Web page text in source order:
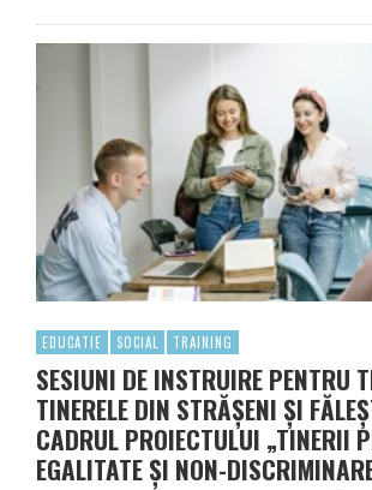
EDUCATIE SOCIAL TRAINING
SESIUNI DE INSTRUIRE PENTRU
TINERELE DIN STRĂȘENI ȘI
CADRUL PROIECTULUI „TINERII
EGALITATE ȘI NON-